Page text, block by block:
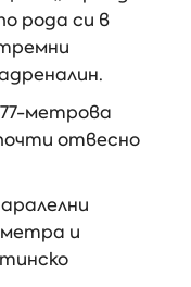
рода си в
метрова
отвесно
и